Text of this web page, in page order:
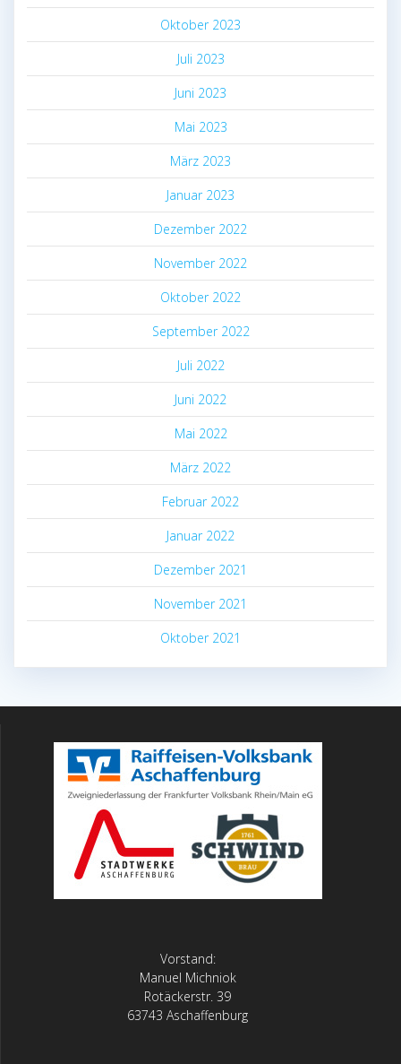
Oktober 2023
Juli 2023
Juni 2023
Mai 2023
März 2023
Januar 2023
Dezember 2022
November 2022
Oktober 2022
September 2022
Juli 2022
Juni 2022
Mai 2022
März 2022
Februar 2022
Januar 2022
Dezember 2021
November 2021
Oktober 2021
Vorstand:
Manuel Michniok
Rotäckerstr. 39
63743 Aschaffenburg